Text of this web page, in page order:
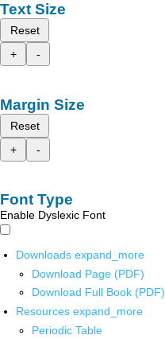
Text Size
Reset
+
-
Margin Size
Reset
+
-
Font Type
Enable Dyslexic Font
Downloads expand_more
Download Page (PDF)
Download Full Book (PDF)
Resources expand_more
Periodic Table